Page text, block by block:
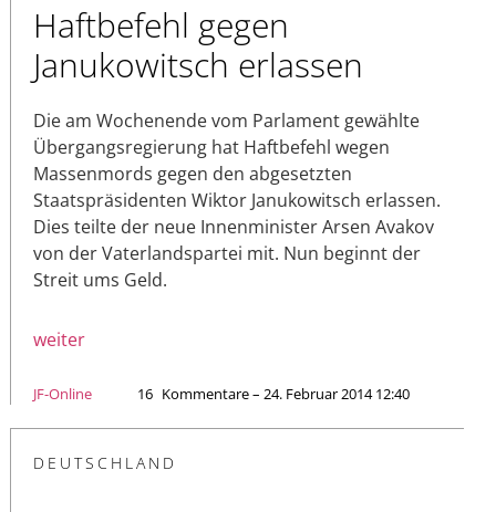
Haftbefehl gegen
Janukowitsch erlassen
Die am Wochenende vom Parlament gewählte
Übergangsregierung hat Haftbefehl wegen
Massenmords gegen den abgesetzten
Staatspräsidenten Wiktor Janukowitsch erlassen.
Dies teilte der neue Innenminister Arsen Avakov
von der Vaterlandspartei mit. Nun beginnt der
Streit ums Geld.
weiter
JF-Online 16 Kommentare – 24. Februar 2014 12:40
DEUTSCHLAND